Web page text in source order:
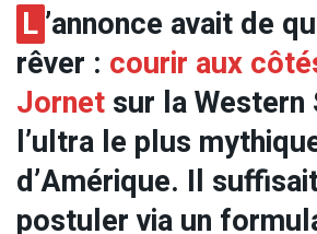
L’annonce avait de
rêver : courir aux
Jornet sur la
l’ultra le plus
d’Amérique. Il
postuler via un